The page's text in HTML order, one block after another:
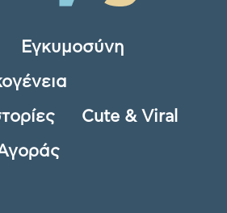
Εγκυμοσύνη
Cute & Viral